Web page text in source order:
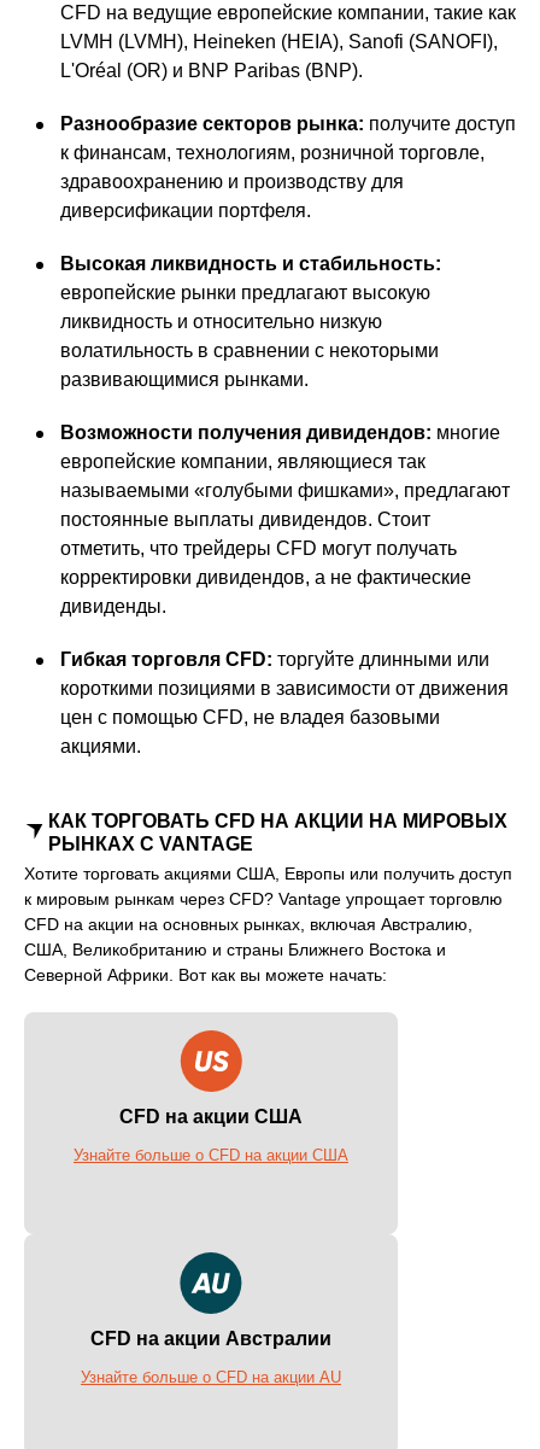
CFD на ведущие европейские компании, такие как
LVMH (LVMH), Heineken (HEIA), Sanofi (SANOFI),
L'Oréal (OR) и BNP Paribas (BNP).
Разнообразие секторов рынка: получите доступ
к финансам, технологиям, розничной торговле,
здравоохранению и производству для
диверсификации портфеля.
Высокая ликвидность и стабильность:
европейские рынки предлагают высокую
ликвидность и относительно низкую
волатильность в сравнении с некоторыми
развивающимися рынками.
Возможности получения дивидендов: многие
европейские компании, являющиеся так
называемыми «голубыми фишками», предлагают
постоянные выплаты дивидендов. Стоит
отметить, что трейдеры CFD могут получать
корректировки дивидендов, а не фактические
дивиденды.
Гибкая торговля CFD: торгуйте длинными или
короткими позициями в зависимости от движения
цен с помощью CFD, не владея базовыми
акциями.
КАК ТОРГОВАТЬ CFD НА АКЦИИ НА МИРОВЫХ
РЫНКАХ С VANTAGE
Хотите торговать акциями США, Европы или получить доступ
к мировым рынкам через CFD? Vantage упрощает торговлю
CFD на акции на основных рынках, включая Австралию,
США, Великобританию и страны Ближнего Востока и
Северной Африки. Вот как вы можете начать:
CFD на акции США
Узнайте больше о CFD на акции США
CFD на акции Австралии
Узнайте больше о CFD на акции AU